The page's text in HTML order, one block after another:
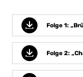
Folge 1:
Folge 2: